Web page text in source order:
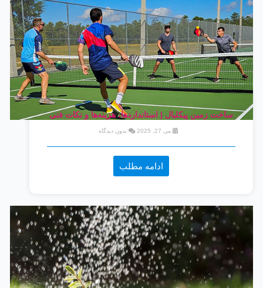
ساخت زمین پیکلبال | استانداردها، هزینه‌ها و نکات فنی
می 27, 2025 بدون دیدگاه
ادامه مطلب